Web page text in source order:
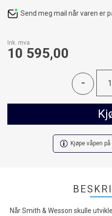
Ink. mva
10 595,00
-
Send meg mail når varen er
Kjøpe våpen
Når Smith & Wesson skulle